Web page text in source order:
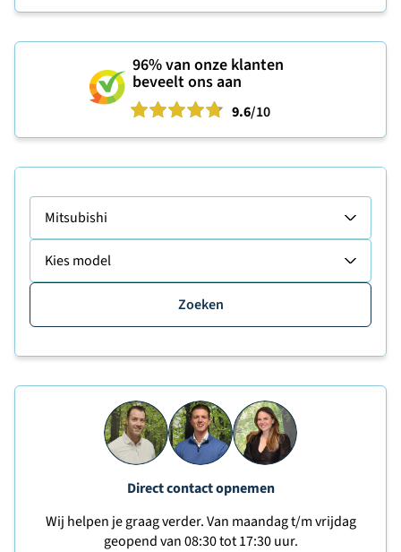
96%van onze klanten
beveelt ons aan
9.6/10
Mitsubishi
Kies model
Zoeken
Direct contact opnemen
Wij helpen je graag verder. Van maandag t/m vrijdag
geopend van 08:30 tot 17:30 uur.